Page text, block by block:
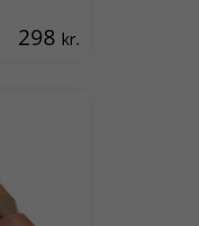
298 kr.